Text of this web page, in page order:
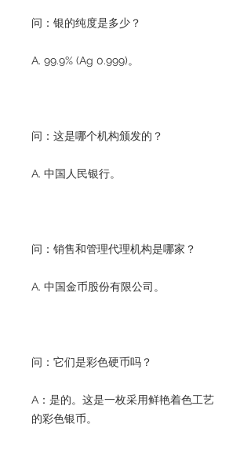
问：银的纯度是多少？
A. 99.9% (Ag 0.999)。
问：这是哪个机构颁发的？
A. 中国人民银行。
问：销售和管理代理机构是哪家？
A. 中国金币股份有限公司。
问：它们是彩色硬币吗？
A：是的。这是一枚采用鲜艳着色工艺
的彩色银币。